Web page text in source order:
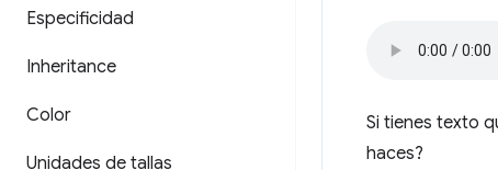
Especificidad
Inheritance
Color
Unidades de tallas
Si tienes texto
haces?